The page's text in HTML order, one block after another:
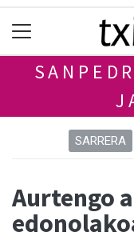
SARRERA
Aurtengo